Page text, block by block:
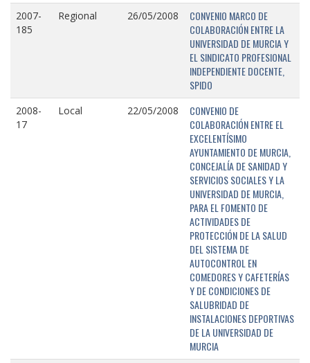
2007-
185
Regional 26/05/2008
CONVENIO MARCO DE
COLABORACIÓN ENTRE LA
UNIVERSIDAD DE MURCIA Y
EL SINDICATO PROFESIONAL
INDEPENDIENTE DOCENTE,
SPIDO
2008-
17
Local 22/05/2008
CONVENIO DE
COLABORACIÓN ENTRE EL
EXCELENTÍSIMO
AYUNTAMIENTO DE MURCIA,
CONCEJALÍA DE SANIDAD Y
SERVICIOS SOCIALES Y LA
UNIVERSIDAD DE MURCIA,
PARA EL FOMENTO DE
ACTIVIDADES DE
PROTECCIÓN DE LA SALUD
DEL SISTEMA DE
AUTOCONTROL EN
COMEDORES Y CAFETERÍAS
Y DE CONDICIONES DE
SALUBRIDAD DE
INSTALACIONES DEPORTIVAS
DE LA UNIVERSIDAD DE
MURCIA